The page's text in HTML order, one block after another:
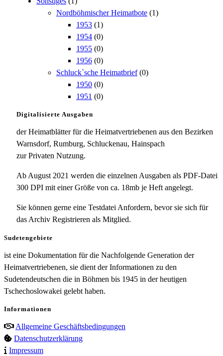
Nordböhmischer Heimatbote (1)
1953 (1)
1954 (0)
1955 (0)
1956 (0)
Schluck`sche Heimatbrief (0)
1950 (0)
1951 (0)
Digitalisierte Ausgaben
der Heimatblätter für die Heimatvertriebenen aus den Bezirken
Warnsdorf, Rumburg, Schluckenau, Hainspach
zur Privaten Nutzung.
Ab August 2021 werden die einzelnen Ausgaben als PDF-Datei
300 DPI mit einer Größe von ca. 18mb je Heft angelegt.
Sie können gerne eine Testdatei Anfordern, bevor sie sich für
das Archiv Registrieren als Mitglied.
Sudetengebiete
ist eine Dokumentation für die Nachfolgende Generation der
Heimatvertriebenen, sie dient der Informationen zu den
Sudetendeutschen die in Böhmen bis 1945 in der heutigen
Tschechoslowakei gelebt haben.
Informationen
Allgemeine Geschäftsbedingungen
Datenschutzerklärung
Impressum